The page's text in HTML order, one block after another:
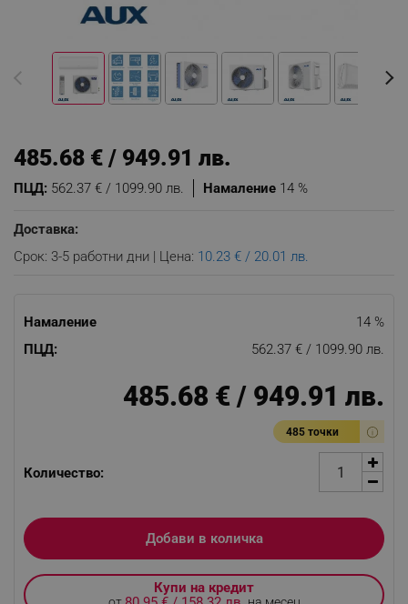
Намаление 14 %
ПЦД: 562.37 € / 1099.90 лв.
485.68 € / 949.91 лв.
Доставка:
Срок: 3-5 работни дни | Цена: 10.23 € / 20.01 лв.
Намаление
14 %
ПЦД:
562.37 € / 1099.90 лв.
485.68 € / 949.91 лв.
485 точки
Количество:
Добави в количка
Купи на кредит